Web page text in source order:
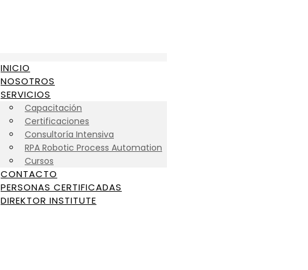
INICIO
NOSOTROS
SERVICIOS
Capacitación
Certificaciones
Consultoría Intensiva
RPA Robotic Process Automation
Cursos
CONTACTO
PERSONAS CERTIFICADAS
DIREKTOR INSTITUTE